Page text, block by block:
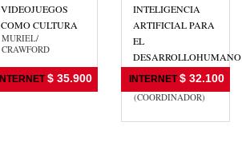
VIDEOJUEGOS
COMO CULTURA
MURIEL/
CRAWFORD
INTERNET $ 35.900
INTELIGENCIA
ARTIFICIAL PARA
EL
DESARROLLOHUMANO
DE AMERICA L
BELIZ, GUSTAVO
(COORDINADOR)
INTERNET $ 32.100